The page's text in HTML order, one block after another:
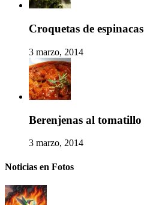
Croquetas de espinacas
3 marzo, 2014
Berenjenas al tomatillo
3 marzo, 2014
Noticias en Fotos